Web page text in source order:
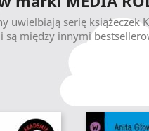
uwielbiają serię
między innymi